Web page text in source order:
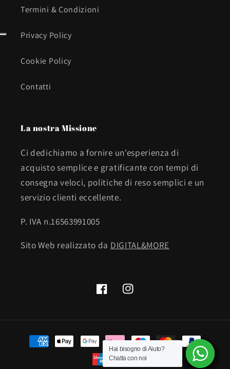
Termini & Condizioni
Privacy Policy
Cookie Policy
Contatti
La nostra Missione
Ci dedichiamo a fornire un'esperienza di
acquisto semplice e gratificante con tempi di
consegna veloci, politiche di reso semplici e un
servizio clienti eccellente.
P. IVA n.16563991005
Sito Web realizzato da DIGITAL&MORE
FacebookInstagram
Metodi
Hai bisogno di Aiuto?
Chatta con noi
Hai bisogno di Aiuto?
Chatta con noi
Hai bisogno di Aiuto?
Chatta con noi
Hai bisogno di Aiuto?
Chatta con noi
Hai bisogno di Aiuto?
Chatta con noi
Hai bisogno di Aiuto?
Chatta con noi